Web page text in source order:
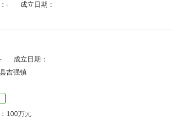
-
成立日期：
成立日期：
吉强镇
100万元